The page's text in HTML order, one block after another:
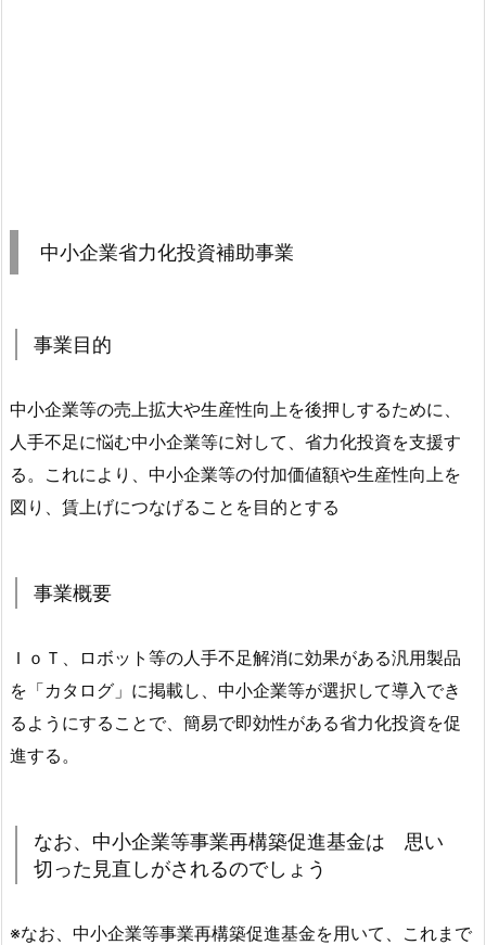
中小企業省力化投資補助事業
事業目的
中小企業等の売上拡大や生産性向上を後押しするために、
人手不足に悩む中小企業等に対して、 省力化投資を支援す
る。これにより、中小企業等の付加価値額や生産性向上を
図り、賃上げにつなげることを目的とする
事業概要
ＩｏＴ、ロボット等の人手不足解消に効果がある汎用製品
を「カタログ」 に掲載し、中小企業等が選択して導入でき
るようにすることで、簡易で即効性がある省力化投資を促
進する。
なお、中小企業等事業再構築促進基金は 思い
切った見直しがされるのでしょう
※なお、中小企業等事業再構築促進基金を用いて、これまで